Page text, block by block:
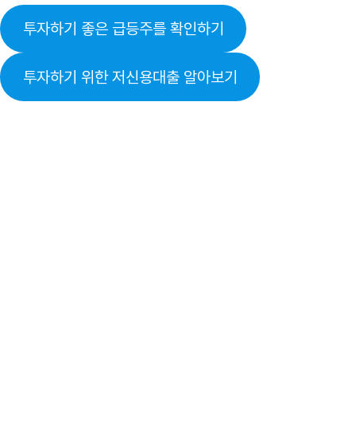
투자하기 좋은 급등주를 확인하기
투자하기 위한 저신용대출 알아보기